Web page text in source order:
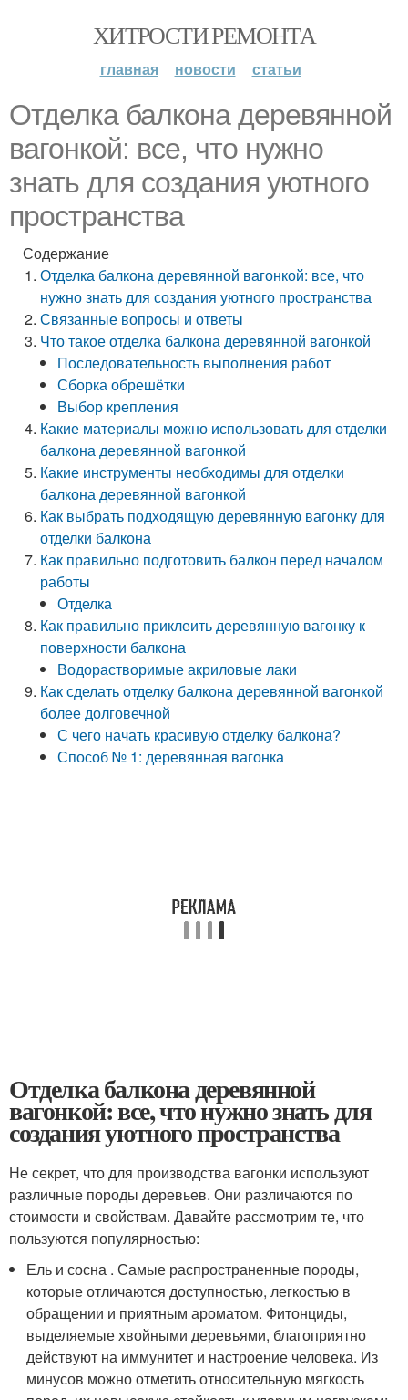
ХИТРОСТИ РЕМОНТА
главная новости статьи
Отделка балкона деревянной
вагонкой: все, что нужно
знать для создания уютного
пространства
Содержание
Отделка балкона деревянной вагонкой: все, что
нужно знать для создания уютного пространства
Связанные вопросы и ответы
Что такое отделка балкона деревянной вагонкой
Последовательность выполнения работ
Сборка обрешётки
Выбор крепления
Какие материалы можно использовать для отделки
балкона деревянной вагонкой
Какие инструменты необходимы для отделки
балкона деревянной вагонкой
Как выбрать подходящую деревянную вагонку для
отделки балкона
Как правильно подготовить балкон перед началом
работы
Отделка
Как правильно приклеить деревянную вагонку к
поверхности балкона
Водорастворимые акриловые лаки
Как сделать отделку балкона деревянной вагонкой
более долговечной
С чего начать красивую отделку балкона?
Способ № 1: деревянная вагонка
Отделка балкона деревянной
вагонкой: все, что нужно знать для
создания уютного пространства
Не секрет, что для производства вагонки используют
различные породы деревьев. Они различаются по
стоимости и свойствам. Давайте рассмотрим те, что
пользуются популярностью:
Ель и сосна . Самые распространенные породы,
которые отличаются доступностью, легкостью в
обращении и приятным ароматом. Фитонциды,
выделяемые хвойными деревьями, благоприятно
действуют на иммунитет и настроение человека. Из
минусов можно отметить относительную мягкость